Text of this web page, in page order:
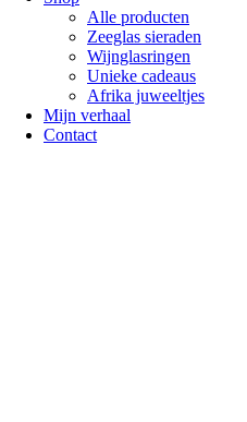
Alle producten
Zeeglas sieraden
Wijnglasringen
Unieke cadeaus
Afrika juweeltjes
Mijn verhaal
Contact